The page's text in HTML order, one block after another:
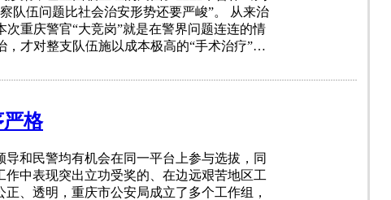
队伍问题比社会治安形势还要严峻”。 从来治
次重庆警官“大竞岗”就是在警界问题连连的情
，才对整支队伍施以成本极高的“手术治疗”…
格
和民警均有机会在同一平台上参与选拔，同
中表现突出立功受奖的、在边远艰苦地区工
、透明，重庆市公安局成立了多个工作组，